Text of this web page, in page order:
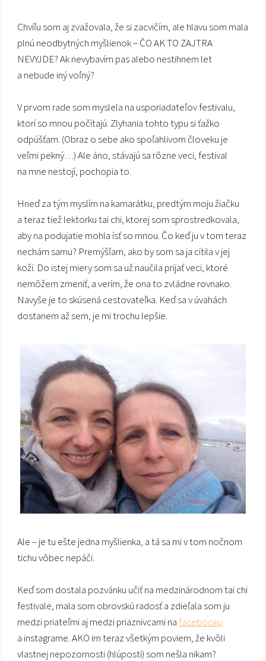
Chvíľu som aj zvažovala, že si zacvičím, ale hlavu som mala
plnú neodbytných myšlienok – ČO AK TO ZAJTRA
NEVYJDE? Ak nevybavím pas alebo nestihnem let
a nebude iný voľný?
V prvom rade som myslela na usporiadateľov festivalu,
ktorí so mnou počítajú. Zlyhania tohto typu si ťažko
odpúšťam. (Obraz o sebe ako spoľahlivom človeku je
veľmi pekný…) Ale áno, stávajú sa rôzne veci, festival
na mne nestojí, pochopia to.
Hneď za tým myslím na kamarátku, predtým moju žiačku
a teraz tiež lektorku tai chi, ktorej som sprostredkovala,
aby na podujatie mohla ísť so mnou. Čo keď ju v tom teraz
nechám samu? Premýšľam, ako by som sa ja cítila v jej
koži. Do istej miery som sa už naučila prijať veci, ktoré
nemôžem zmeniť, a verím, že ona to zvládne rovnako.
Navyše je to skúsená cestovateľka. Keď sa v úvahách
dostanem až sem, je mi trochu lepšie.
Ale – je tu ešte jedna myšlienka, a tá sa mi v tom nočnom
tichu vôbec nepáči.
Keď som dostala pozvánku učiť na medzinárodnom tai chi
festivale, mala som obrovskú radosť a zdieľala som ju
medzi priateľmi aj medzi priaznivcami na facebooku
a instagrame. AKO im teraz všetkým poviem, že kvôli
vlastnej nepozornosti (hlúposti) som nešla nikam?